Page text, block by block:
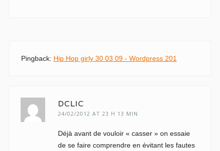
Pingback: Hip Hop girly 30 03 09 - Wordpress 201
DCLIC
24/02/2012 AT 23 H 13 MIN
Déjà avant de vouloir « casser » on essaie
de se faire comprendre en évitant les fautes